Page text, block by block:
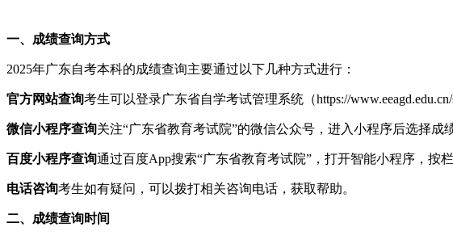
一、成绩查询方式
2025年广东自考本科的成绩查询主要通过以下几种方式进行：
官方网站查询考生可以登录广东省自学考试管理系统（https://
微信小程序查询关注“广东省教育考试院”的微信公众号，进入小程序后选择成
百度小程序查询通过百度App搜索“广东省教育考试院”，打开智能小程序，按
电话咨询考生如有疑问，可以拨打相关咨询电话，获取帮助。
二、成绩查询时间